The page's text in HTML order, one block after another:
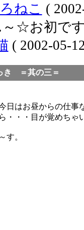
ねこ (
☆お初で
( 2002-05-
き ＝其の三＝
日はお昼からの仕事
・・・目が覚めちゃ
す。